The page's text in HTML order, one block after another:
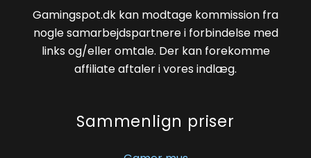
Gamingspot.dk kan modtage kommission fra
nogle samarbejdspartnere i forbindelse med
links og/eller omtale. Der kan forekomme
affiliate aftaler i vores indlæg.
Sammenlign priser